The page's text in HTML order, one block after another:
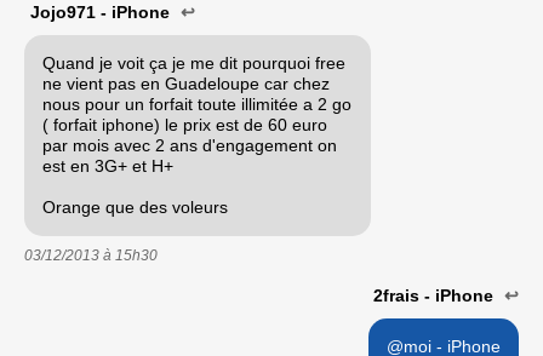
Jojo971 - iPhone ↩
Quand je voit ça je me dit pourquoi free
ne vient pas en Guadeloupe car chez
nous pour un forfait toute illimitée a 2 go
( forfait iphone) le prix est de 60 euro
par mois avec 2 ans d'engagement on
est en 3G+ et H+
Orange que des voleurs
03/12/2013 à 15h30
2frais - iPhone ↩
@moi - iPhone